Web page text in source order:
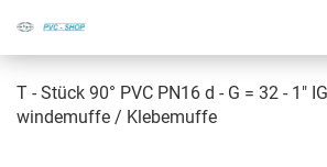
T - Stück 90° PVC PN16 d - G = 32 - 1"
win­de­muf­fe / Kle­be­muf­fe